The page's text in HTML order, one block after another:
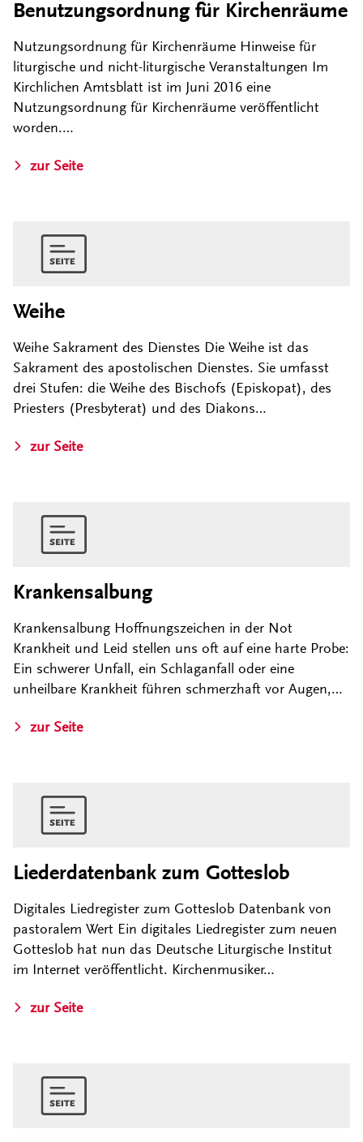
Benutzungsordnung für Kirchenräume
Nutzungsordnung für Kirchenräume Hinweise für
liturgische und nicht-liturgische Veranstaltungen Im
Kirchlichen Amtsblatt ist im Juni 2016 eine
Nutzungsordnung für Kirchenräume veröffentlicht
worden.…
zur Seite
Weihe
Weihe Sakrament des Dienstes Die Weihe ist das
Sakrament des apostolischen Dienstes. Sie umfasst
drei Stufen: die Weihe des Bischofs (Episkopat), des
Priesters (Presbyterat) und des Diakons…
zur Seite
Krankensalbung
Krankensalbung Hoffnungszeichen in der Not
Krankheit und Leid stellen uns oft auf eine harte Probe:
Ein schwerer Unfall, ein Schlaganfall oder eine
unheilbare Krankheit führen schmerzhaft vor Augen,…
zur Seite
Liederdatenbank zum Gotteslob
Digitales Liedregister zum Gotteslob Datenbank von
pastoralem Wert Ein digitales Liedregister zum neuen
Gotteslob hat nun das Deutsche Liturgische Institut
im Internet veröffentlicht. Kirchenmusiker…
zur Seite